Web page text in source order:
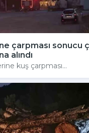
çarpması sonucu
alındı
kuş çarpması...